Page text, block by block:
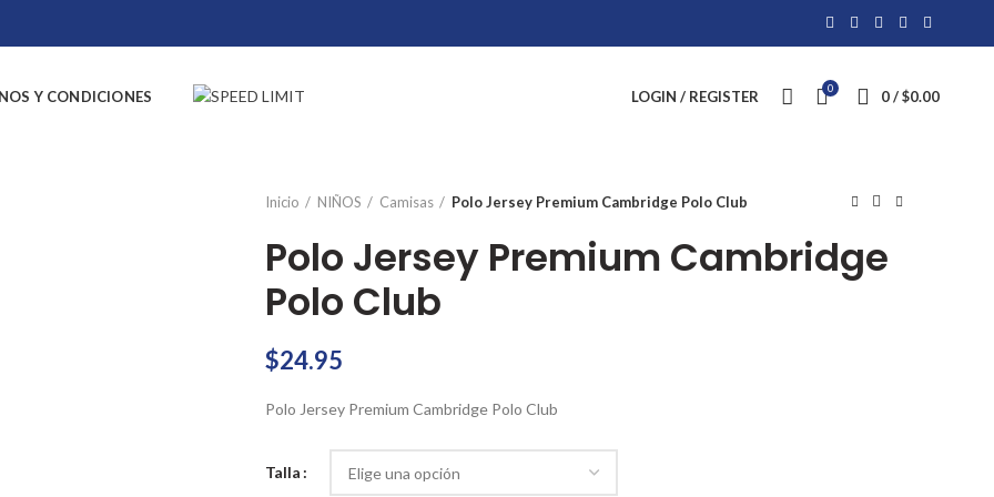
Y CONDICIONES LOGIN / REGISTER 0 0/ $0.00
Inicio NIÑOS Camisas Polo Jersey Premium Cambridge Polo Club
Polo Jersey Premium Cambridge
Polo Club
$24.95
Polo Jersey Premium Cambridge Polo Club
Talla